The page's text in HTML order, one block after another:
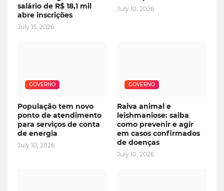
salário de R$ 18,1 mil
abre inscrições
July 15, 2026
July 10, 2026
GOVERNO
População tem novo
ponto de atendimento
para serviços de conta
de energia
July 10, 2026
GOVERNO
Raiva animal e
leishmaniose: saiba
como prevenir e agir
em casos confirmados
de doenças
July 10, 2026